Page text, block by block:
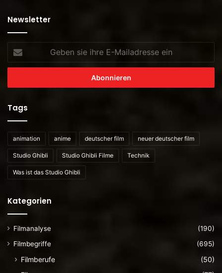
Newsletter
sie
ihre
Mailadresse
Tags
animation anime deutscher film neuer deutscher film
Studio Ghibli Studio Ghibli Filme Technik
Was ist das Studio Ghibli
Kategorien
Filmanalyse
(190)
Filmbegriffe
(695)
Filmberufe
(50)